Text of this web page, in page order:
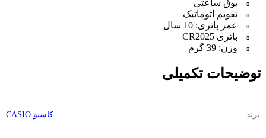
بوق ساعتی
تقویم اتوماتیک
عمر باتری: 10 سال
باتری CR2025
وزن: 39 گرم
توضیحات تکمیلی
برند کاسیو CASIO